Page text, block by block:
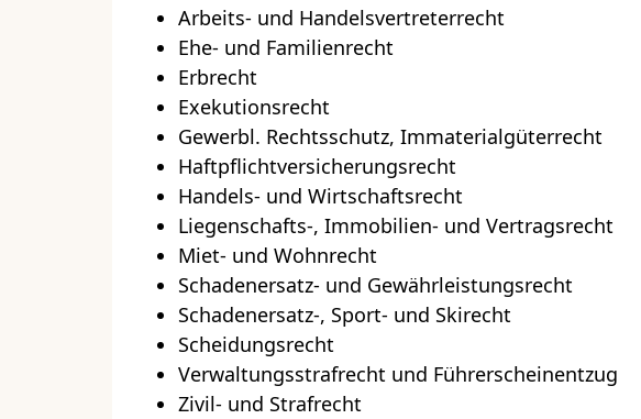
Arbeits- und Handelsvertreterrecht
Ehe- und Familienrecht
Erbrecht
Exekutionsrecht
Gewerbl. Rechtsschutz, Immaterialgüterrecht
Haftpflichtversicherungsrecht
Handels- und Wirtschaftsrecht
Liegenschafts-, Immobilien- und Vertragsrecht
Miet- und Wohnrecht
Schadenersatz- und Gewährleistungsrecht
Schadenersatz-, Sport- und Skirecht
Scheidungsrecht
Verwaltungsstrafrecht und Führerscheinentzug
Zivil- und Strafrecht